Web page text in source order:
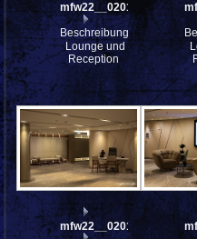
mfw22__0201626
Beschreibung:
Lounge und
Reception
mfw22__0201630